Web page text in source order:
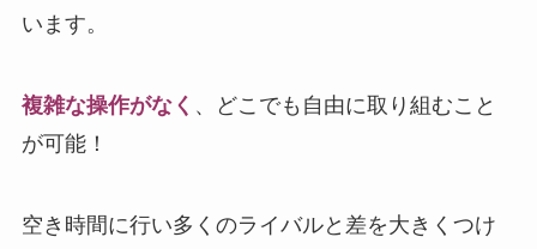
います。
複雑な操作がなく 、どこでも自由に取り組むこと
が可能！
空き時間に行い多くのライバルと差を大きくつけ